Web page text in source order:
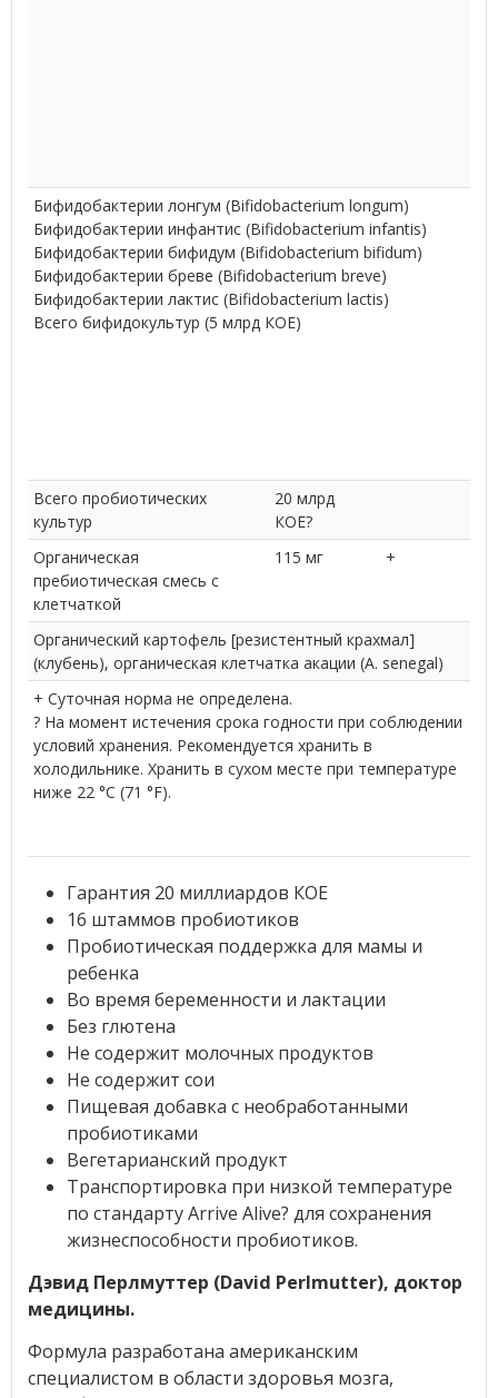
Бифидобактерии лонгум (Bifidobacterium longum)
Бифидобактерии инфантис (Bifidobacterium infantis)
Бифидобактерии бифидум (Bifidobacterium bifidum)
Бифидобактерии бреве (Bifidobacterium breve)
Бифидобактерии лактис (Bifidobacterium lactis)
Всего бифидокультур (5 млрд КОЕ)
Всего пробиотических
культур
20 млрд
КОЕ?
Органическая
пребиотическая смесь с
клетчаткой
115 мг +
Органический картофель [резистентный крахмал]
(клубень), органическая клетчатка акации (A. senegal)
+ Суточная норма не определена.
? На момент истечения срока годности при соблюдении
условий хранения. Рекомендуется хранить в
холодильнике. Хранить в сухом месте при температуре
ниже 22 °C (71 °F).
Гарантия 20 миллиардов КОЕ
16 штаммов пробиотиков
Пробиотическая поддержка для мамы и
ребенка
Во время беременности и лактации
Без глютена
Не содержит молочных продуктов
Не содержит сои
Пищевая добавка с необработанными
пробиотиками
Вегетарианский продукт
Транспортировка при низкой температуре
по стандарту Arrive Alive? для сохранения
жизнеспособности пробиотиков.
Дэвид Перлмуттер (David Perlmutter), доктор
медицины.
Формула разработана американским
специалистом в области здоровья мозга,